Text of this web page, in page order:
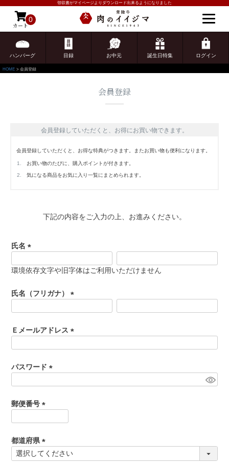
領収書がマイページよりダウンロード出来るようになりました
カート
0
ハンバーグ 目録 お中元 誕生日特集 ログイン
ゲスト 様こんにちは
ログイン
配送・送料
常陸牛とは？
ショップ一覧
マイページ
ゴルフコンペ
法人の方へ
よくある質問
食べ方からから探す
すき焼き
しゃぶしゃぶ
BBQ
ステーキ
レトルトカレー
HOME 会員登録
会員登録
会員登録していただくと、お得にお買い物できます。
会員登録していただくと、お得な特典がつきます。またお買い物も便利になります。
お買い物のたびに、購入ポイントが付きます。
気になる商品をお気に入り一覧にまとめられます。
下記の内容をご入力の上、お進みください。
氏名
必
環境依存文字や旧字体はご利用いただけません
氏名（フリガナ）
須
)
Ｅメールアドレス
)
パスワード
)
郵便番号
須
)
都道府県
(